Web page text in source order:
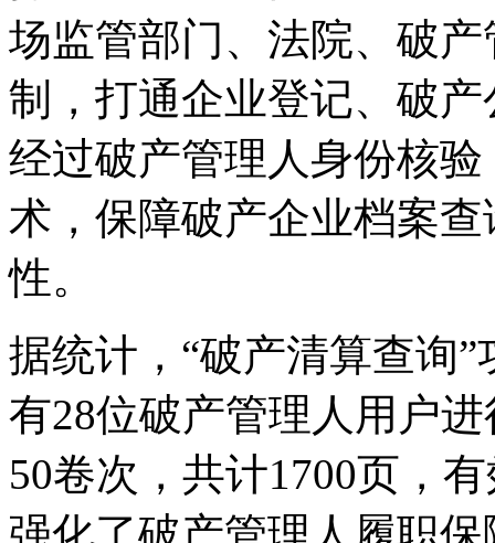
场监管部门、法院、破
制，打通企业登记、破
经过破产管理人身份核
术，保障破产企业档案
性。
据统计，“破产清算查询
有28位破产管理人用户
50卷次，共计1700页，